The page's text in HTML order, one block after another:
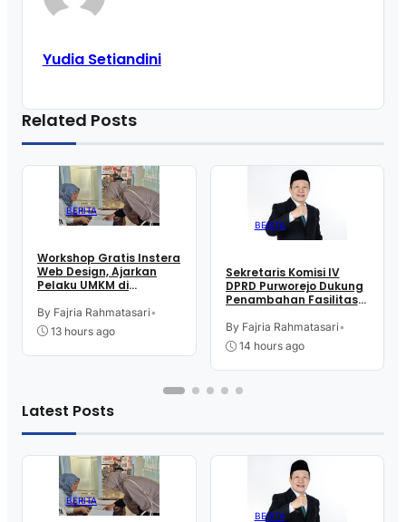
Yudia Setiandini
Related Posts
BERITA
Workshop Gratis Instera
Web Design, Ajarkan
Pelaku UMKM di
Teknologi Digital buat
Jualan
By Fajria Rahmatasari•
13 hours ago
BERITA
Sekretaris Komisi IV
DPRD Purworejo Dukung
Penambahan Fasilitas
Tjitrowardojo
By Fajria Rahmatasari•
14 hours ago
Latest Posts
BERITA
BERITA